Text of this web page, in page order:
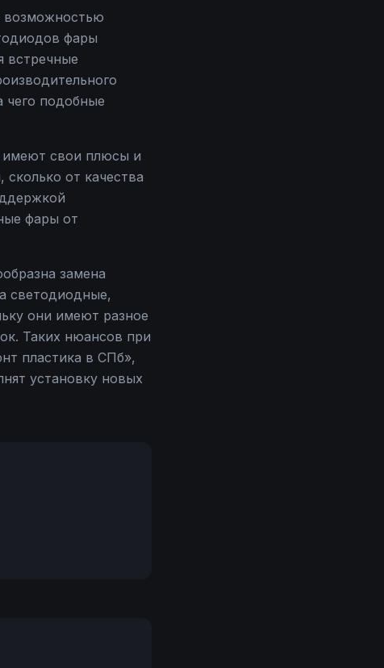
возможностью
фары
встречные
чего подобные
имеют свои плюсы и
от качества
фары от
замена
светодиодные,
они имеют разное
Таких нюансов при
пластика в СПб»,
установку новых